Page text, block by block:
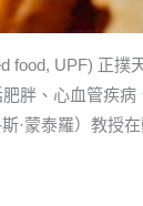
food, UPF) 正
胖、心血管疾
·蒙泰羅）教授